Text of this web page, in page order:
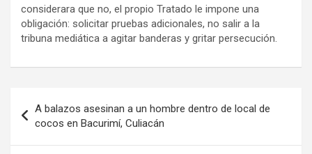
considerara que no, el propio Tratado le impone una
obligación: solicitar pruebas adicionales, no salir a la
tribuna mediática a agitar banderas y gritar persecución.
de
entradas
A balazos asesinan a un hombre dentro de local de
cocos en Bacurimí, Culiacán